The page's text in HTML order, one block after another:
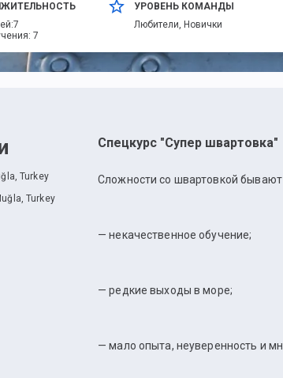
:7
: 7
УРОВЕНЬ КОМАНДЫ
Любители, Новички
Turkey
Turkey
Спецкурс "Супер швартовка"
Сложности со швартовкой
— некачественное обучение;
— редкие выходы в море;
— мало опыта, неуверенность и